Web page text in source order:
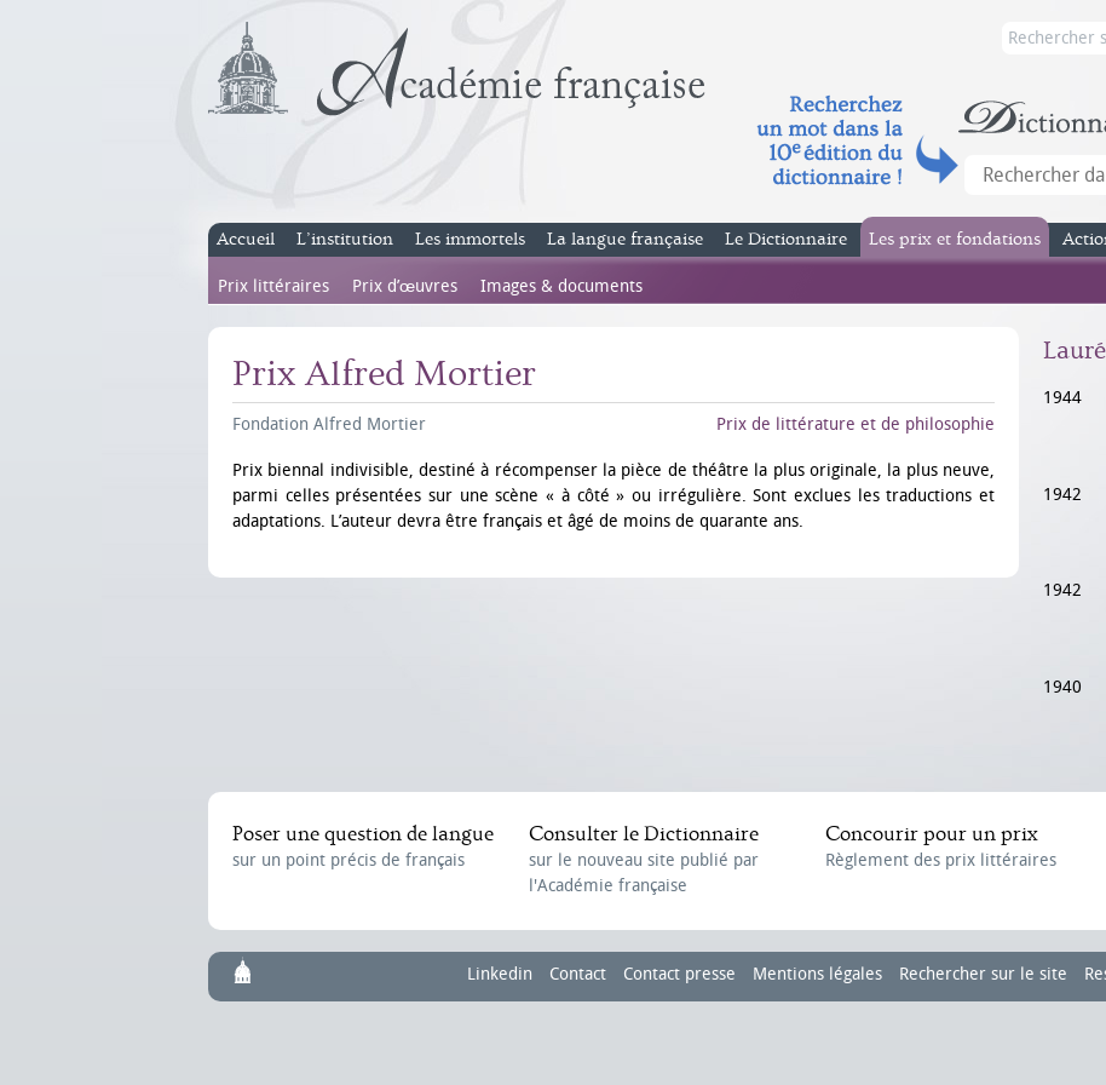
Accueil L’institution Les immortels La langue française Le Dictionnaire Les prix et fondations
Prix littéraires Prix d’œuvres Images & documents
Prix Alfred Mortier
Fondation Alfred Mortier Prix de littérature et de philosophie
Prix biennal indivisible, destiné à récompenser la pièce de théâtre la plus originale, la plus neuve,
parmi celles présentées sur une scène « à côté » ou irrégulière. Sont exclues les traductions et
adaptations. L’auteur devra être français et âgé de moins de quarante ans.
1944
1942
1942
1940
Poser une question de langue
sur un point précis de français
Consulter le Dictionnaire
sur le nouveau site publié par
l'Académie française
Concourir pour un prix
Règlement des prix littéraires
Linkedin Contact Contact presse Mentions légales Rechercher sur le site